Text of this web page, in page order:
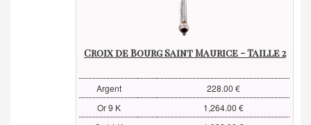
Croix de Bourg Saint Maurice - Taille 2
Argent
228.00 €
Or 9 K
1,264.00 €